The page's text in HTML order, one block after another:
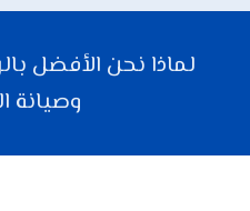
لماذا نحن الأفضل
وصيانة